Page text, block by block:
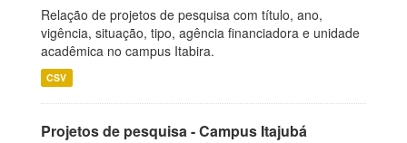
Relação de projetos de pesquisa com título, ano,
vigência, situação, tipo, agência financiadora e unidade
acadêmica no campus Itabira.
CSV
Projetos de pesquisa - Campus Itajubá